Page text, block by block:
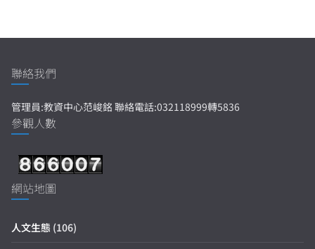
聯絡我們
管理員:教資中心范峻銘 聯絡電話:032118999轉5836
參觀人數
網站地圖
人文生態 (106)